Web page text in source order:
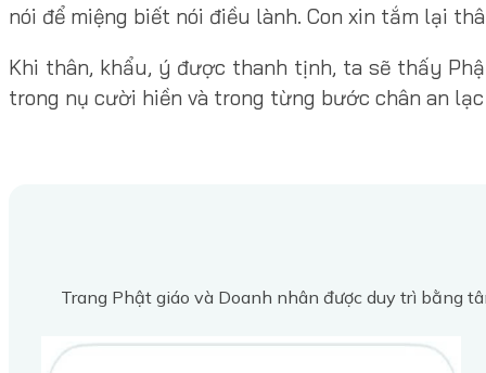
nói để miệng biết nói điều lành. Con xin tắm lại
Khi thân, khẩu, ý được thanh tịnh, ta sẽ thấy
trong nụ cười hiền và trong từng bước chân an
Trang Phật giáo và Doanh nhân được duy trì bằng